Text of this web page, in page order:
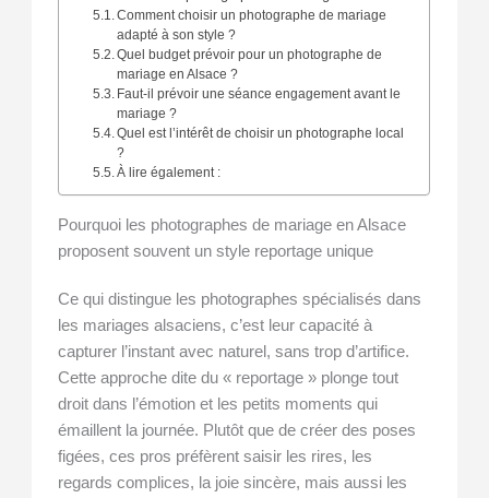
Comment choisir un photographe de mariage
adapté à son style ?
Quel budget prévoir pour un photographe de
mariage en Alsace ?
Faut-il prévoir une séance engagement avant le
mariage ?
Quel est l’intérêt de choisir un photographe local
?
À lire également :
Pourquoi les photographes de mariage en Alsace
proposent souvent un style reportage unique
Ce qui distingue les photographes spécialisés dans
les mariages alsaciens, c’est leur capacité à
capturer l’instant avec naturel, sans trop d’artifice.
Cette approche dite du « reportage » plonge tout
droit dans l’émotion et les petits moments qui
émaillent la journée. Plutôt que de créer des poses
figées, ces pros préfèrent saisir les rires, les
regards complices, la joie sincère, mais aussi les